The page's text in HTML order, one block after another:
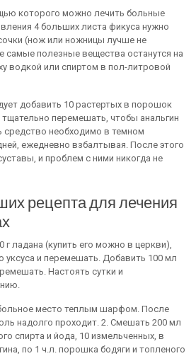
которого можно лечить больные
4 больших листа фикуса нужно
(нож или ножницы лучше не
самые полезные вещества останутся на
водкой или спиртом в пол-литровой
добавить 10 растертых в порошок
тщательно перемешать, чтобы анальгин
средство необходимо в темном
ежедневно взбалтывая. После этого
и проблем с ними никогда не
рецепта для лечения
г ладана (купить его можно в церкви),
уксуса и перемешать. Добавить 100 мл
Настоять сутки и
место теплым шарфом. После
надолго проходит. 2. Смешать 200 мл
спирта и йода, 10 измельченных, в
по 1 ч.л. порошка бодяги и топленого